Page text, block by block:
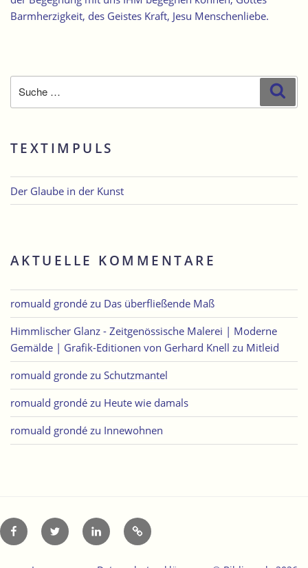
Barmherzigkeit, des Geistes Kraft, Jesu Menschenliebe.
nach:
TEXTIMPULS
Der Glaube in der Kunst
AKTUELLE KOMMENTARE
romuald grondé zu Das überfließende Maß
Himmlischer Glanz - Zeitgenössische Malerei | Moderne
Gemälde | Grafik-Editionen von Gerhard Knell zu Mitleid
romuald gronde zu Schutzmantel
romuald grondé zu Heute wie damals
romuald grondé zu Innewohnen
FacebookTwitter LinkedInXing